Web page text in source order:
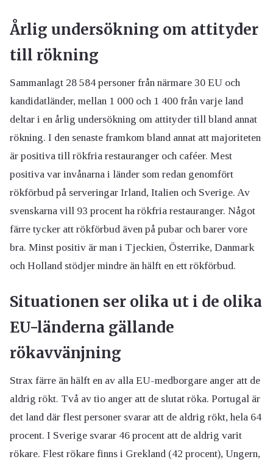
Årlig undersökning om attityder
till rökning
Sammanlagt 28 584 personer från närmare 30 EU och
kandidatländer, mellan 1 000 och 1 400 från varje land
deltar i en årlig undersökning om attityder till bland annat
rökning. I den senaste framkom bland annat att majoriteten
är positiva till rökfria restauranger och caféer. Mest
positiva var invånarna i länder som redan genomfört
rökförbud på serveringar Irland, Italien och Sverige. Av
svenskarna vill 93 procent ha rökfria restauranger. Något
färre tycker att rökförbud även på pubar och barer vore
bra. Minst positiv är man i Tjeckien, Österrike, Danmark
och Holland stödjer mindre än hälft en ett rökförbud.
Situationen ser olika ut i de olika
EU-länderna gällande
rökavvänjning
Strax färre än hälft en av alla EU-medborgare anger att de
aldrig rökt. Två av tio anger att de slutat röka. Portugal är
det land där flest personer svarar att de aldrig rökt, hela 64
procent. I Sverige svarar 46 procent att de aldrig varit
rökare. Flest rökare finns i Grekland (42 procent), Ungern,